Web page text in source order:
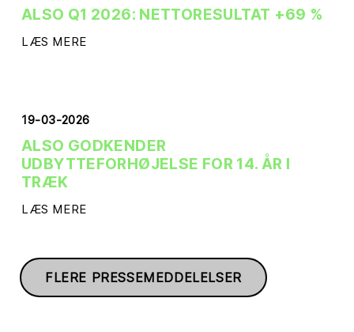
ALSO Q1 2026: NETTORESULTAT +69 %
LÆS MERE
19-03-2026
ALSO GODKENDER
UDBYTTEFORHØJELSE FOR 14. ÅR I
TRÆK
LÆS MERE
FLERE PRESSEMEDDELELSER